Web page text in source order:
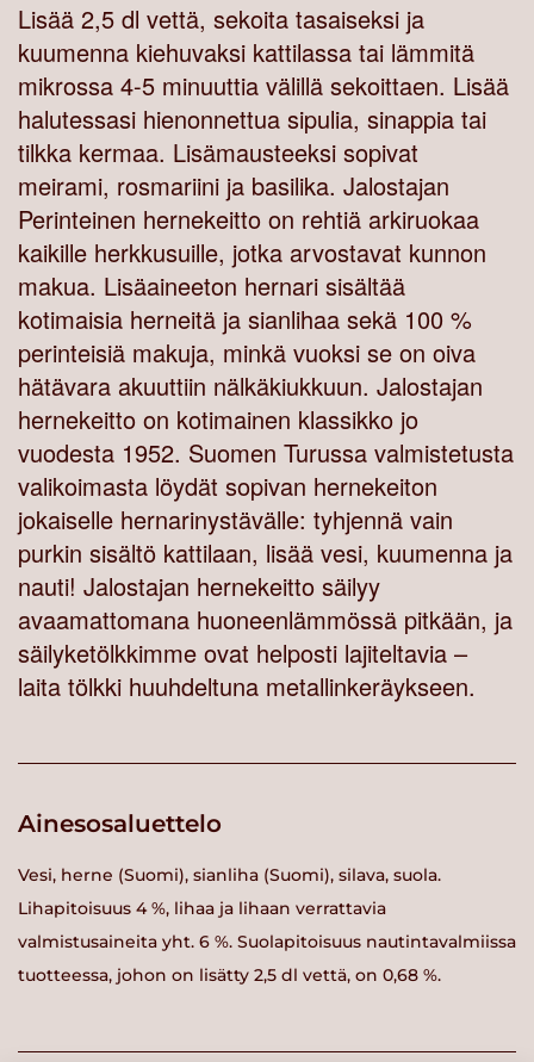
Lisää 2,5 dl vettä, sekoita tasaiseksi ja
kuumenna kiehuvaksi kattilassa tai lämmitä
mikrossa 4-5 minuuttia välillä sekoittaen. Lisää
halutessasi hienonnettua sipulia, sinappia tai
tilkka kermaa. Lisämausteeksi sopivat
meirami, rosmariini ja basilika. Jalostajan
Perinteinen hernekeitto on rehtiä arkiruokaa
kaikille herkkusuille, jotka arvostavat kunnon
makua. Lisäaineeton hernari sisältää
kotimaisia herneitä ja sianlihaa sekä 100 %
perinteisiä makuja, minkä vuoksi se on oiva
hätävara akuuttiin nälkäkiukkuun. Jalostajan
hernekeitto on kotimainen klassikko jo
vuodesta 1952. Suomen Turussa valmistetusta
valikoimasta löydät sopivan hernekeiton
jokaiselle hernarinystävälle: tyhjennä vain
purkin sisältö kattilaan, lisää vesi, kuumenna ja
nauti! Jalostajan hernekeitto säilyy
avaamattomana huoneenlämmössä pitkään, ja
säilyketölkkimme ovat helposti lajiteltavia –
laita tölkki huuhdeltuna metallinkeräykseen.
Ainesosaluettelo
Vesi, herne (Suomi), sianliha (Suomi), silava, suola.
Lihapitoisuus 4 %, lihaa ja lihaan verrattavia
valmistusaineita yht. 6 %. Suolapitoisuus nautintavalmiissa
tuotteessa, johon on lisätty 2,5 dl vettä, on 0,68 %.